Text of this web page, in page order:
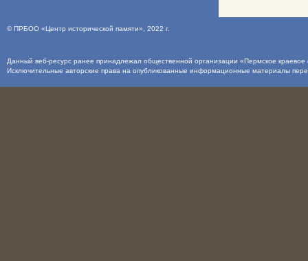
©ПРБОО «Центр исторической памяти» , 2022 г.
Данный веб-ресурс ранее принадлежал общественной организации «Пермское
Исключительные авторские права на опубликованные информационные материалы